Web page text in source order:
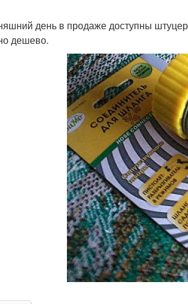
день в продаже доступны
дешево.